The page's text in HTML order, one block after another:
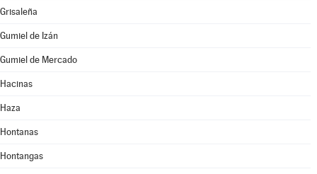
Grisaleña
Gumiel de Izán
Gumiel de Mercado
Hacinas
Haza
Hontanas
Hontangas